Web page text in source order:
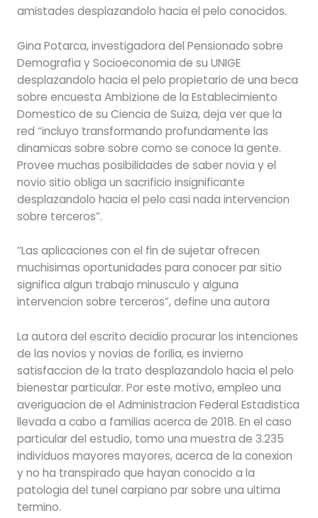
amistades desplazandolo hacia el pelo conocidos.
Gina Potarca, investigadora del Pensionado sobre
Demografia y Socioeconomia de su UNIGE
desplazandolo hacia el pelo propietario de una beca
sobre encuesta Ambizione de la Establecimiento
Domestico de su Ciencia de Suiza, deja ver que la
red “incluyo transformando profundamente las
dinamicas sobre sobre como se conoce la gente.
Provee muchas posibilidades de saber novia y el
novio sitio obliga un sacrificio insignificante
desplazandolo hacia el pelo casi nada intervencion
sobre terceros”.
“Las aplicaciones con el fin de sujetar ofrecen
muchisimas oportunidades para conocer par sitio
significa algun trabajo minusculo y alguna
intervencion sobre terceros”, define una autora
La autora del escrito decidio procurar los intenciones
de las novios y novias de forilia, es invierno
satisfaccion de la trato desplazandolo hacia el pelo
bienestar particular. Por este motivo, empleo una
averiguacion de el Administracion Federal Estadistica
llevada a cabo a familias acerca de 2018. En el caso
particular del estudio, tomo una muestra de 3.235
individuos mayores mayores, acerca de la conexion
y no ha transpirado que hayan conocido a la
patologi­a del tunel carpiano par sobre una ultima
termino.